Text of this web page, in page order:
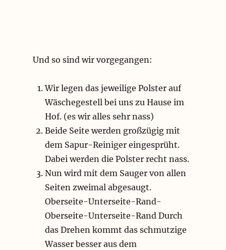
Und so sind wir vorgegangen:
Wir legen das jeweilige Polster auf
Wäschegestell bei uns zu Hause im
Hof. (es wir alles sehr nass)
Beide Seite werden großzügig mit
dem Sapur-Reiniger eingesprüht.
Dabei werden die Polster recht nass.
Nun wird mit dem Sauger von allen
Seiten zweimal abgesaugt.
Oberseite-Unterseite-Rand-
Oberseite-Unterseite-Rand Durch
das Drehen kommt das schmutzige
Wasser besser aus dem